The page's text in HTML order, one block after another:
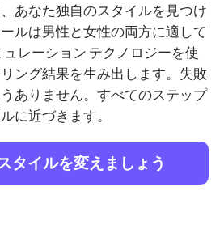
あなた独自のスタイルを見つけ
ルは男性と女性の両方に適して
レーション テクノロジーを使
ング結果を生み出します。失敗
ありません。すべてのステップ
に近づきます。
タイルを変えましょう